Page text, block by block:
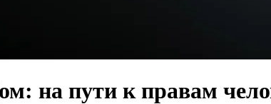
на пути к правам